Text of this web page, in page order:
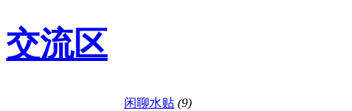
交流区
闲聊水贴 (9)